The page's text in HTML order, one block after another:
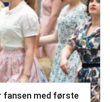
fansen med første